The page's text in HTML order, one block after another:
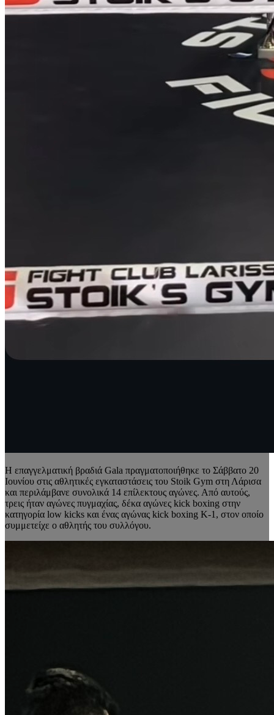
Η επαγγελματική βραδιά Gala πραγματοποιήθηκε το Σάββατο 20
Ιουνίου στις αθλητικές εγκαταστάσεις του Stoik Gym στη Λάρισα
και περιλάμβανε συνολικά 14 επίλεκτους αγώνες. Από αυτούς,
τρεις ήταν αγώνες πυγμαχίας, δέκα αγώνες kick boxing στην
κατηγορία low kicks και ένας αγώνας kick boxing K-1, στον οποίο
συμμετείχε ο αθλητής του συλλόγου.